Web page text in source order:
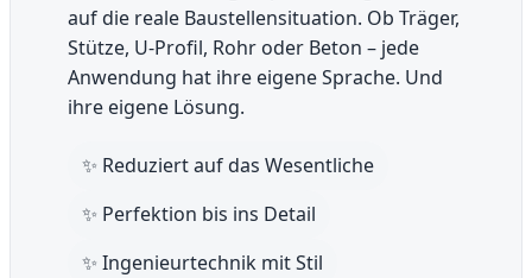
auf die reale Baustellensituation. Ob Träger,
Stütze, U-Profil, Rohr oder Beton – jede
Anwendung hat ihre eigene Sprache. Und
ihre eigene Lösung.
✨ Reduziert auf das Wesentliche
✨ Perfektion bis ins Detail
✨ Ingenieurtechnik mit Stil